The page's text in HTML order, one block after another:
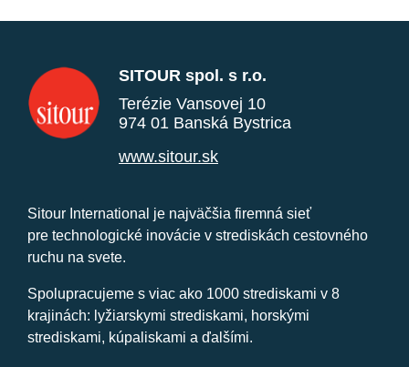
SITOUR spol. s r.o.
Terézie Vansovej 10
974 01 Banská Bystrica
www.sitour.sk
Sitour International je najväčšia firemná sieť
pre technologické inovácie v strediskách cestovného
ruchu na svete.
Spolupracujeme s viac ako 1000 strediskami v 8
krajinách: lyžiarskymi strediskami, horskými
strediskami, kúpaliskami a ďalšími.